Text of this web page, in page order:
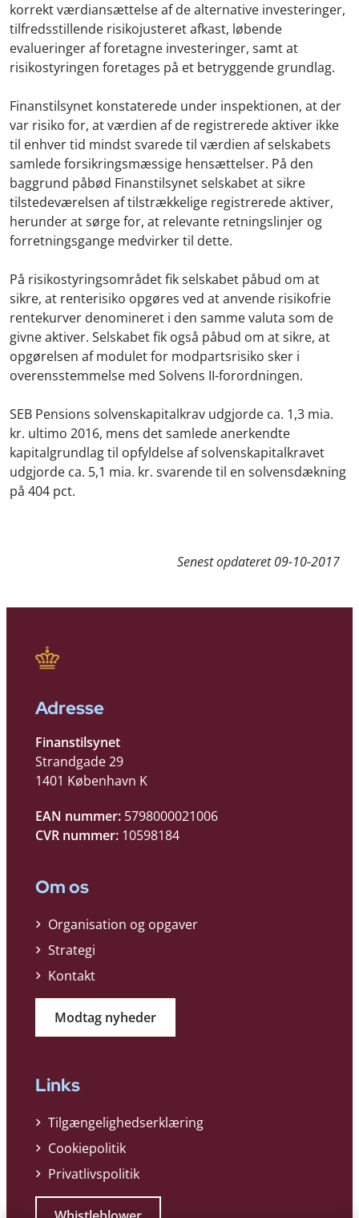
korrekt værdiansættelse af de alternative investeringer,
tilfredsstillende risikojusteret afkast, løbende
evalueringer af foretagne investeringer, samt at
risikostyringen foretages på et betryggende grundlag.
Finanstilsynet konstaterede under inspektionen, at der
var risiko for, at værdien af de registrerede aktiver ikke
til enhver tid mindst svarede til værdien af selskabets
samlede forsikringsmæssige hensættelser. På den
baggrund påbød Finanstilsynet selskabet at sikre
tilstedeværelsen af tilstrækkelige registrerede aktiver,
herunder at sørge for, at relevante retningslinjer og
forretningsgange medvirker til dette.
På risikostyringsområdet fik selskabet påbud om at
sikre, at renterisiko opgøres ved at anvende risikofrie
rentekurver denomineret i den samme valuta som de
givne aktiver. Selskabet fik også påbud om at sikre, at
opgørelsen af modulet for modpartsrisiko sker i
overensstemmelse med Solvens II-forordningen.
SEB Pensions solvenskapitalkrav udgjorde ca. 1,3 mia.
kr. ultimo 2016, mens det samlede anerkendte
kapitalgrundlag til opfyldelse af solvenskapitalkravet
udgjorde ca. 5,1 mia. kr. svarende til en solvensdækning
på 404 pct.
Senest opdateret09-10-2017
Adresse
Finanstilsynet
Strandgade 29
1401 København K
EAN nummer: 5798000021006
CVR nummer: 10598184
Om os
Organisation og opgaver
Strategi
Kontakt
Modtag nyheder
Links
Tilgængelighedserklæring
Cookiepolitik
Privatlivspolitik